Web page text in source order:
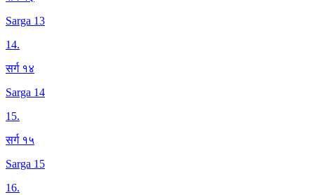
Sarga 13
14.
सर्ग १४
Sarga 14
15.
सर्ग १५
Sarga 15
16.